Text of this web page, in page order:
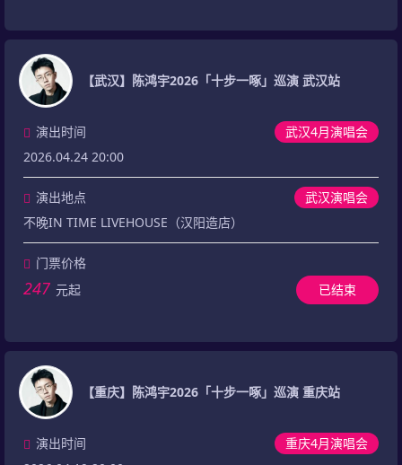
【武汉】陈鸿宇2026「十步一啄」巡演 武汉站
武汉4月演唱会
演出时间
2026.04.24 20:00
演出地点
武汉演唱会
不晚IN TIME LIVEHOUSE（汉阳造店）
门票价格
247 元起 已结束
【重庆】陈鸿宇2026「十步一啄」巡演 重庆站
重庆4月演唱会
演出时间